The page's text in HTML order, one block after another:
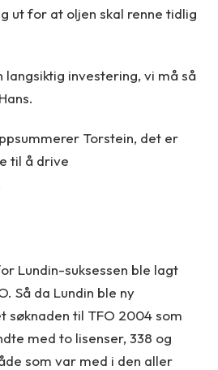
ut for at oljen skal renne tidlig
investering, vi må så
Torstein, det er
til å drive
Lundin-suksessen ble lagt
Så da Lundin ble ny
søknaden til TFO 2004 som
med to lisenser, 338 og
som var med i den aller